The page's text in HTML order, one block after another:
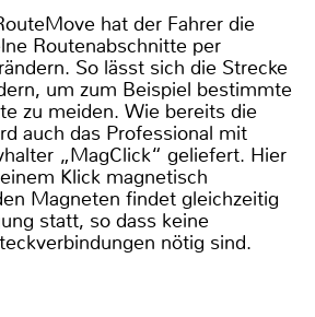
hat der Fahrer die
Routenabschnitte per
So lässt sich die Strecke
um zum Beispiel bestimmte
zu meiden. Wie bereits die
auch das Professional mit
„MagClick“ geliefert. Hier
Klick magnetisch
Magneten findet gleichzeitig
statt, so dass keine
nötig sind.